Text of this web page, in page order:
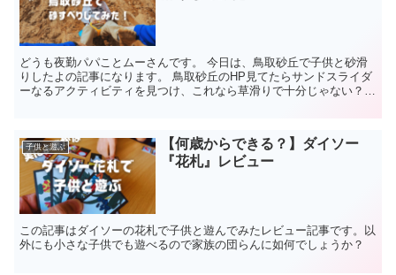
どうも夜勤パパことムーさんです。 今日は、鳥取砂丘で子供と砂滑
りしたよの記事になります。 鳥取砂丘のHP見てたらサンドスライダ
ーなるアクティビティを見つけ、これなら草滑りで十分じゃない？っ
子供と遊ぶ
【何歳からできる？】ダイソー
『花札』レビュー
この記事はダイソーの花札で子供と遊んでみたレビュー記事です。以
外にも小さな子供でも遊べるので家族の団らんに如何でしょうか？